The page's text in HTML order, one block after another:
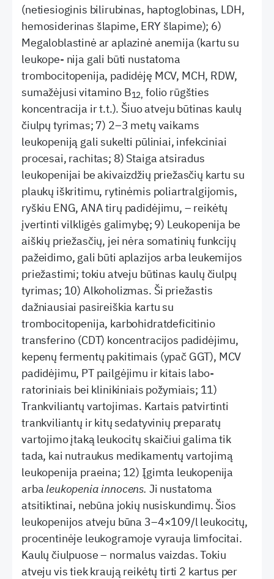
(netiesioginis bilirubinas, haptoglobinas, LDH,
hemosiderinas šlapime, ERY šlapime); 6)
Megaloblastinė ar aplazinė anemija (kartu su
leukope- nija gali būti nustatoma
trombocitopenija, padidėję MCV, MCH, RDW,
sumažėjusi vitamino B12, folio rūgšties
koncentracija ir t.t.). Šiuo atveju būtinas kaulų
čiulpų tyrimas; 7) 2–3 metų vaikams
leukopeniją gali sukelti pūliniai, infekciniai
procesai, rachitas; 8) Staiga atsiradus
leukopenijai be akivaizdžių priežasčių kartu su
plaukų iškritimu, rytinėmis poliartralgijomis,
ryškiu ENG, ANA tirų padidėjimu, – reikėtų
įvertinti vilkligės galimybę; 9) Leukopenija be
aiškių priežasčių, jei nėra somatinių funkcijų
pažeidimo, gali būti aplazijos arba leukemijos
priežastimi; tokiu atveju būtinas kaulų čiulpų
tyrimas; 10) Alkoholizmas. Ši priežastis
dažniausiai pasireiškia kartu su
trombocitopenija, karbohidratdeficitinio
transferino (CDT) koncentracijos padidėjimu,
kepenų fermentų pakitimais (ypač GGT), MCV
padidėjimu, PT pailgėjimu ir kitais labo-
ratoriniais bei klinikiniais požymiais; 11)
Trankviliantų vartojimas. Kartais patvirtinti
trankviliantų ir kitų sedatyvinių preparatų
vartojimo įtaką leukocitų skaičiui galima tik
tada, kai nutraukus medikamentų vartojimą
leukopenija praeina; 12) Įgimta leukopenija
arba leukopenia innocens. Ji nustatoma
atsitiktinai, nebūna jokių nusiskundimų. Šios
leukopenijos atveju būna 3–4×109/l leukocitų,
procentinėje leukogramoje vyrauja limfocitai.
Kaulų čiulpuose – normalus vaizdas. Tokiu
atveju vis tiek kraują reikėtų tirti 2 kartus per